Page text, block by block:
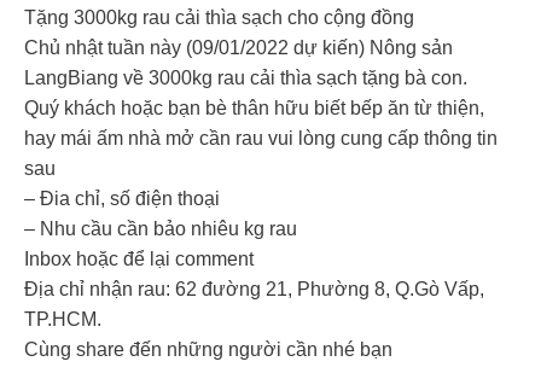
Tặng 3000kg rau cải thìa sạch cho cộng đồng
Chủ nhật tuần này (09/01/2022 dự kiến) Nông sản
LangBiang về 3000kg rau cải thìa sạch tặng bà con.
Quý khách hoặc bạn bè thân hữu biết bếp ăn từ thiện,
hay mái ấm nhà mở cần rau vui lòng cung cấp thông tin
sau
– Đia chỉ, số điện thoại
– Nhu cầu cần bảo nhiêu kg rau
Inbox hoặc để lại comment
Địa chỉ nhận rau: 62 đường 21, Phường 8, Q.Gò Vấp,
TP.HCM.
Cùng share đến những người cần nhé bạn